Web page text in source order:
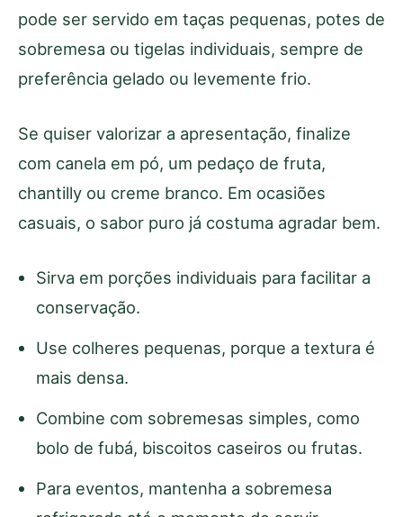
pode ser servido em taças pequenas, potes de
sobremesa ou tigelas individuais, sempre de
preferência gelado ou levemente frio.
Se quiser valorizar a apresentação, finalize
com canela em pó, um pedaço de fruta,
chantilly ou creme branco. Em ocasiões
casuais, o sabor puro já costuma agradar bem.
Sirva em porções individuais para facilitar a
conservação.
Use colheres pequenas, porque a textura é
mais densa.
Combine com sobremesas simples, como
bolo de fubá, biscoitos caseiros ou frutas.
Para eventos, mantenha a sobremesa